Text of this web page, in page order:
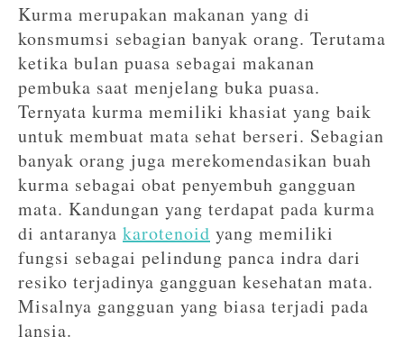
Kurma merupakan makanan yang di
konsmumsi sebagian banyak orang. Terutama
ketika bulan puasa sebagai makanan
pembuka saat menjelang buka puasa.
Ternyata kurma memiliki khasiat yang baik
untuk membuat mata sehat berseri. Sebagian
banyak orang juga merekomendasikan buah
kurma sebagai obat penyembuh gangguan
mata. Kandungan yang terdapat pada kurma
di antaranya karotenoid yang memiliki
fungsi sebagai pelindung panca indra dari
resiko terjadinya gangguan kesehatan mata.
Misalnya gangguan yang biasa terjadi pada
lansia.